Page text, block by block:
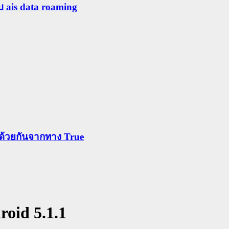
ais data roaming
วยกันจากทาง True
5.1.1